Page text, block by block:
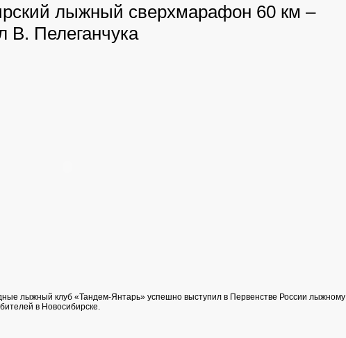
лыжный сверхмарафон 60 км –
В. Пелеганчука
лыжный клуб «Тандем-Янтарь» успешно выступил в Первенстве России лыжному
в Новосибирске.